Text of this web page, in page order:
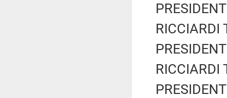
RICCIARDI
RICCIARDI